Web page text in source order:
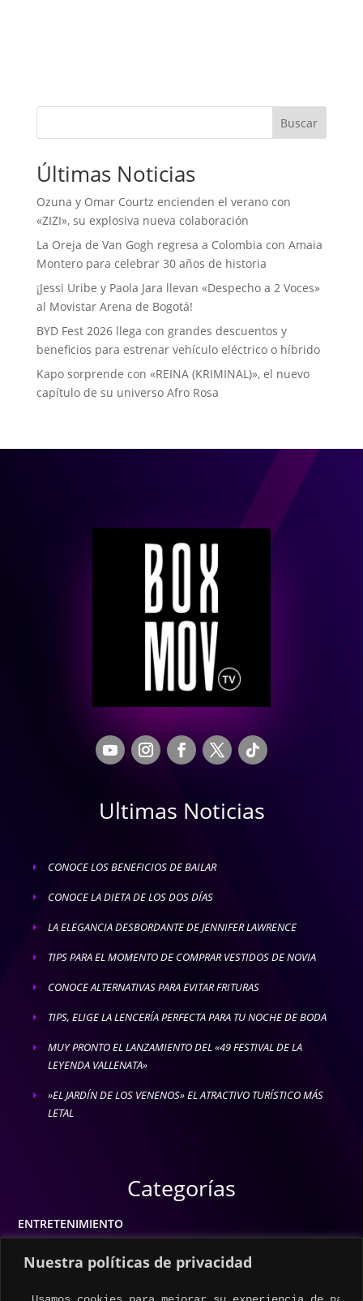
Nuestra políticas de privacidad
Buscar
Últimas Noticias
Ozuna y Omar Courtz encienden el verano con
«ZIZI», su explosiva nueva colaboración
La Oreja de Van Gogh regresa a Colombia con Amaia
Montero para celebrar 30 años de historia
¡Jessi Uribe y Paola Jara llevan «Despecho a 2 Voces»
al Movistar Arena de Bogotá!
BYD Fest 2026 llega con grandes descuentos y
beneficios para estrenar vehículo eléctrico o híbrido
Kapo sorprende con «REINA (KRIMINAL)», el nuevo
capítulo de su universo Afro Rosa
Ultimas Noticias
E CONOCE LOS BENEFICIOS DE BAILAR
E CONOCE LA DIETA DE LOS DOS DÍAS
E LA ELEGANCIA DESBORDANTE DE JENNIFER LAWRENCE
E TIPS PARA EL MOMENTO DE COMPRAR VESTIDOS DE NOVIA
E CONOCE ALTERNATIVAS PARA EVITAR FRITURAS
E TIPS, ELIGE LA LENCERÍA PERFECTA PARA TU NOCHE DE BODA
E
MUY PRONTO EL LANZAMIENTO DEL «49 FESTIVAL DE LA
LEYENDA VALLENATA»
E
»EL JARDÍN DE LOS VENENOS» EL ATRACTIVO TURÍSTICO MÁS
LETAL
Categorías
ENTRETENIMIENTO